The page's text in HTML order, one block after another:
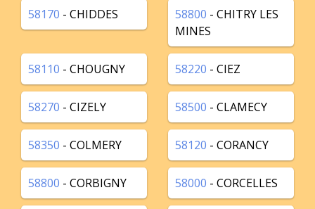
58170 - CHIDDES 58800 - CHITRY LES
MINES
58110 - CHOUGNY 58220 - CIEZ
58270 - CIZELY 58500 - CLAMECY
58350 - COLMERY 58120 - CORANCY
58800 - CORBIGNY 58000 - CORCELLES